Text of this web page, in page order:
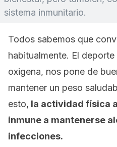
sistema inmunitario.
Todos sabemos que
habitualmente. El
oxigena, nos pone de
mantener un peso
esto, la actividad física
inmune a mantenerse
infecciones.